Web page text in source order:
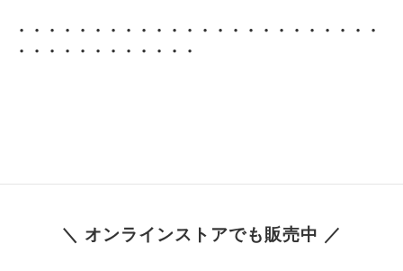
・・・・・・・・・・・・・・・・・・・・・・・・
・・・・・・・・・・・・
＼ オンラインストアでも販売中 ／